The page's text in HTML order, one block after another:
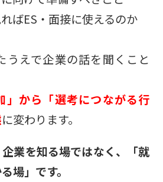
ばES・面接に使えるのか
うえで企業の話を聞くこと
」から「選考につながる行
に変わります。
業を知る場ではなく、「就
場」です。